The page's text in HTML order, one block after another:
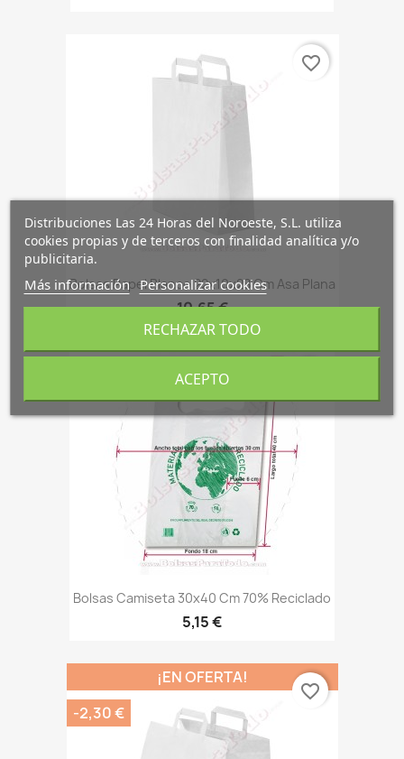
Bolsas Papel Blanco 22x10x28 Cm Asa Plana
10,65 €
favorite_border
Bolsas Camiseta 30x40 Cm 70% Reciclado
5,15 €
¡EN OFERTA!
-2,30 €
favorite_border
Distribuciones Las 24 Horas del Noroeste, S.L. utiliza
cookies propias y de terceros con finalidad analítica y/o
publicitaria.
Más información Personalizar cookies
RECHAZAR TODO
ACEPTO